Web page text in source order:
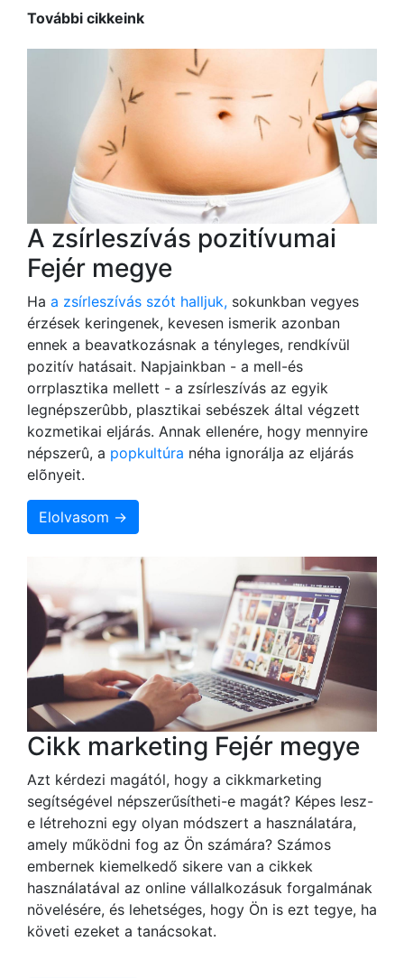
További cikkeink
A zsírleszívás pozitívumai
Fejér megye
Ha a zsírleszívás szót halljuk, sokunkban vegyes
érzések keringenek, kevesen ismerik azonban
ennek a beavatkozásnak a tényleges, rendkívül
pozitív hatásait. Napjainkban - a mell-és
orrplasztika mellett - a zsírleszívás az egyik
legnépszerûbb, plasztikai sebészek által végzett
kozmetikai eljárás. Annak ellenére, hogy mennyire
népszerû, a popkultúra néha ignorálja az eljárás
elõnyeit.
Elolvasom →
Cikk marketing Fejér megye
Azt kérdezi magától, hogy a cikkmarketing
segítségével népszerűsítheti-e magát? Képes lesz-
e létrehozni egy olyan módszert a használatára,
amely működni fog az Ön számára? Számos
embernek kiemelkedő sikere van a cikkek
használatával az online vállalkozásuk forgalmának
növelésére, és lehetséges, hogy Ön is ezt tegye, ha
követi ezeket a tanácsokat.